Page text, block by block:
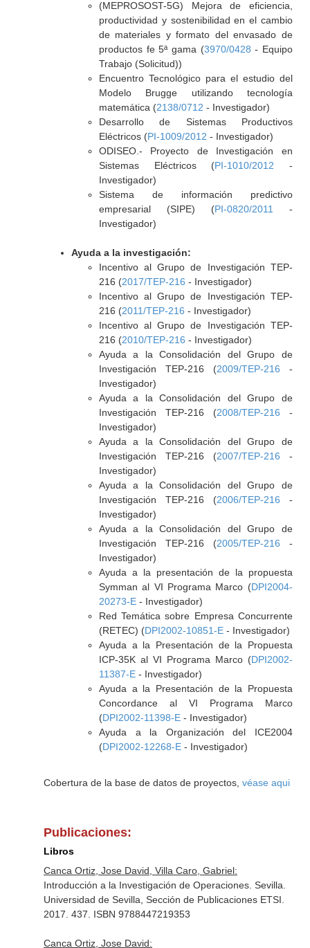
(MEPROSOST-5G) Mejora de eficiencia,
productividad y sostenibilidad en el cambio
de materiales y formato del envasado de
productos fe 5ª gama (3970/0428 - Equipo
Trabajo (Solicitud))
Encuentro Tecnológico para el estudio del
Modelo Brugge utilizando tecnología
matemática (2138/0712 - Investigador)
Desarrollo de Sistemas Productivos
Eléctricos (PI-1009/2012 - Investigador)
ODISEO.- Proyecto de Investigación en
Sistemas Eléctricos (PI-1010/2012 -
Investigador)
Sistema de información predictivo
empresarial (SIPE) (PI-0820/2011
-
Investigador)
Ayuda a la investigación:
Incentivo al Grupo de Investigación TEP-
216 (2017/TEP-216 - Investigador)
Incentivo al Grupo de Investigación TEP-
216 (2011/TEP-216 - Investigador)
Incentivo al Grupo de Investigación TEP-
216 (2010/TEP-216 - Investigador)
Ayuda a la Consolidación del Grupo de
Investigación TEP-216 (2009/TEP-216 -
Investigador)
Ayuda a la Consolidación del Grupo de
Investigación TEP-216 (2008/TEP-216 -
Investigador)
Ayuda a la Consolidación del Grupo de
Investigación TEP-216 (2007/TEP-216 -
Investigador)
Ayuda a la Consolidación del Grupo de
Investigación TEP-216 (2006/TEP-216 -
Investigador)
Ayuda a la Consolidación del Grupo de
Investigación TEP-216 (2005/TEP-216 -
Investigador)
Ayuda a la presentación de la propuesta
Symman al VI Programa Marco (DPI2004-
20273-E- Investigador)
Red Temática sobre Empresa Concurrente
(RETEC) (DPI2002-10851-E- Investigador)
Ayuda a la Presentación de la Propuesta
ICP-35K al VI Programa Marco (DPI2002-
11387-E- Investigador)
Ayuda a la Presentación de la Propuesta
Concordance al VI Programa Marco
(DPI2002-11398-E- Investigador)
Ayuda a la Organización del ICE2004
(DPI2002-12268-E- Investigador)
Cobertura de la base de datos de proyectos, véase aqui
Publicaciones:
Libros
Canca Ortiz, Jose David, Villa Caro, Gabriel:
Introducción a la Investigación de Operaciones. Sevilla.
Universidad de Sevilla, Sección de Publicaciones ETSI.
2017. 437. ISBN 9788447219353
Canca Ortiz, Jose David: